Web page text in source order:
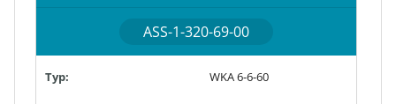
ASS-1-320-69-00
Typ: WKA 6-6-60